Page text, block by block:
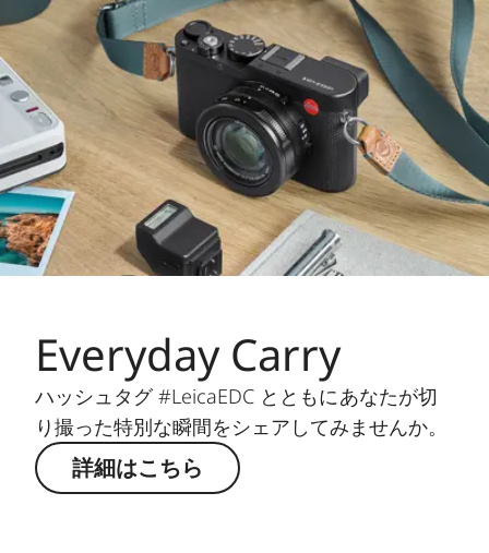
Everyday Carry
ハッシュタグ #LeicaEDC とともにあなたが切
り撮った特別な瞬間をシェアしてみませんか。
詳細はこちら